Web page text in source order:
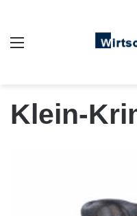
Klein-